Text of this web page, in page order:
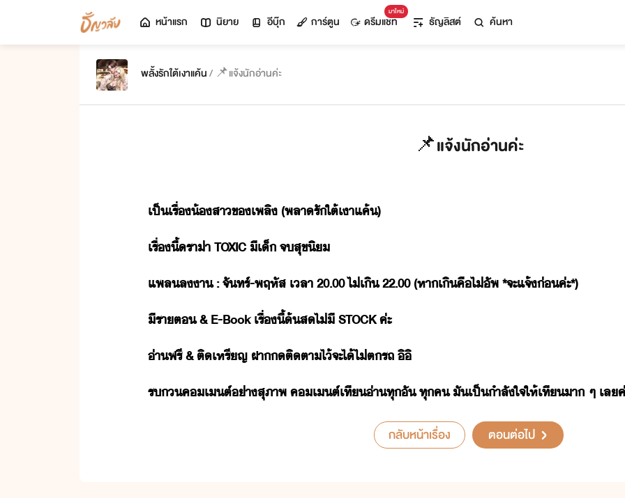
หน้าแรก นิยาย อีบุ๊ก การ์ตูน
มาใหม่
ดรีมแชท ธัญลิสต์ ค้นหา
พลั้งรักใต้เงาแค้น/ 📌แจ้งนักอ่านค่ะ
📌แจ้งนักอ่านค่ะ
เป็เรื่​้สา​ข​เพลิ​ ​(​พลา​รั​ใต้​เา​แค้​)
เรื่​ี้​รา่า​ ​TOXIC​ ​ี​เ็​ ​จ​สุข​ิ
แพล​ล​า​ ​:​ ​จัทร์​-​พฤหัส​ ​เลา​ ​20.00​ ​ไ่​เิ​ ​22.00​ ​(​หา​เิ​คื​ไ่​ัพ​ ​*​จะแจ้​่​ค่ะ​*)
ี​รา​ต​ ​&​ ​E-Book​ ​เรื่​ี้​้​ส​ไ่ี​ ​STOCK​ ​ค่ะ
่า​ฟรี​ ​&​ ​ติ​เหรีญ​ ​ฝา​​ติตา​ไ้​จะ​ไ้​ไ่​ตรถ​ ​ิิ
ร​ค​เต์​่า​สุภาพ​ ​ค​เต์​เที​่า​ทุ​ั​ ​ทุค​ ​ั​เป็ำลั​ใจ​ให้​เที​า​ ​ๆ​ ​เล​
กลับหน้าเรื่อง ตอนต่อไป